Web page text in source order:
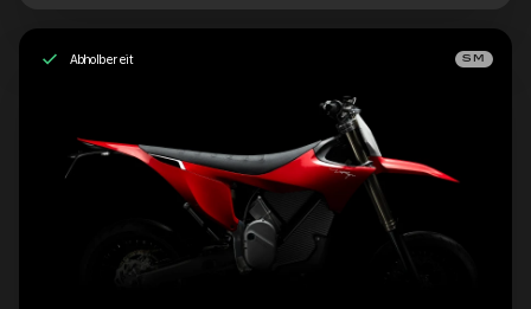
Abholbereit SM